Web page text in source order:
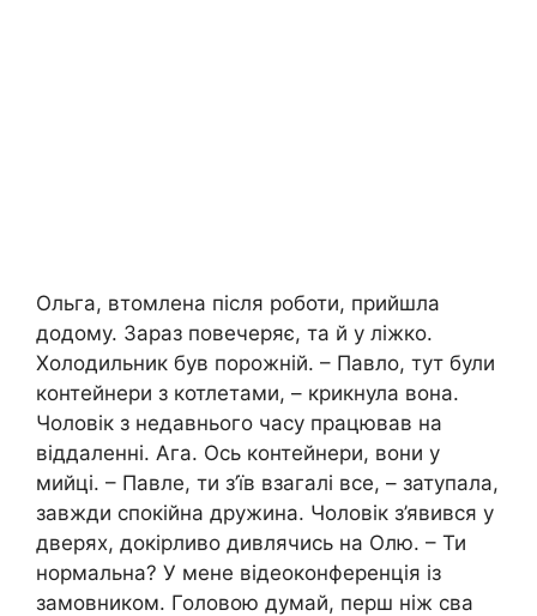
Ольга, втомлена після роботи, прийшла
додому. Зараз повечеряє, та й у ліжко.
Холодильник був порожній. – Павло, тут були
контейнери з котлетами, – крикнула вона.
Чоловік з недавнього часу працював на
віддаленні. Ага. Ось контейнери, вони у
мийці. – Павле, ти з’їв взагалі все, – затупала,
завжди спокійна дружина. Чоловік з’явився у
дверях, докірливо дивлячись на Олю. – Ти
нормальна? У мене відеоконференція із
замовником. Головою думай, перш ніж сва